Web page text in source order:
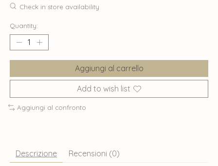
Check in store availability
Quantity:
Aggiungi al carrello
Add to wish list
Aggiungi al confronto
Descrizione Recensioni (0)